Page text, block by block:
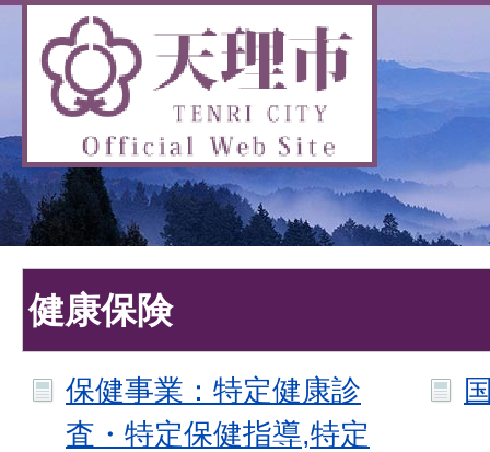
健康保険
保健事業：特定健康診
査・特定保健指導,特定